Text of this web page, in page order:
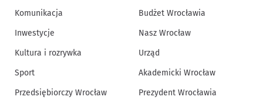
Komunikacja
Inwestycje
Kultura i rozrywka
Sport
Przedsiębiorczy Wrocław
Budżet Wrocławia
Nasz Wrocław
Urząd
Akademicki Wrocław
Prezydent Wrocławia